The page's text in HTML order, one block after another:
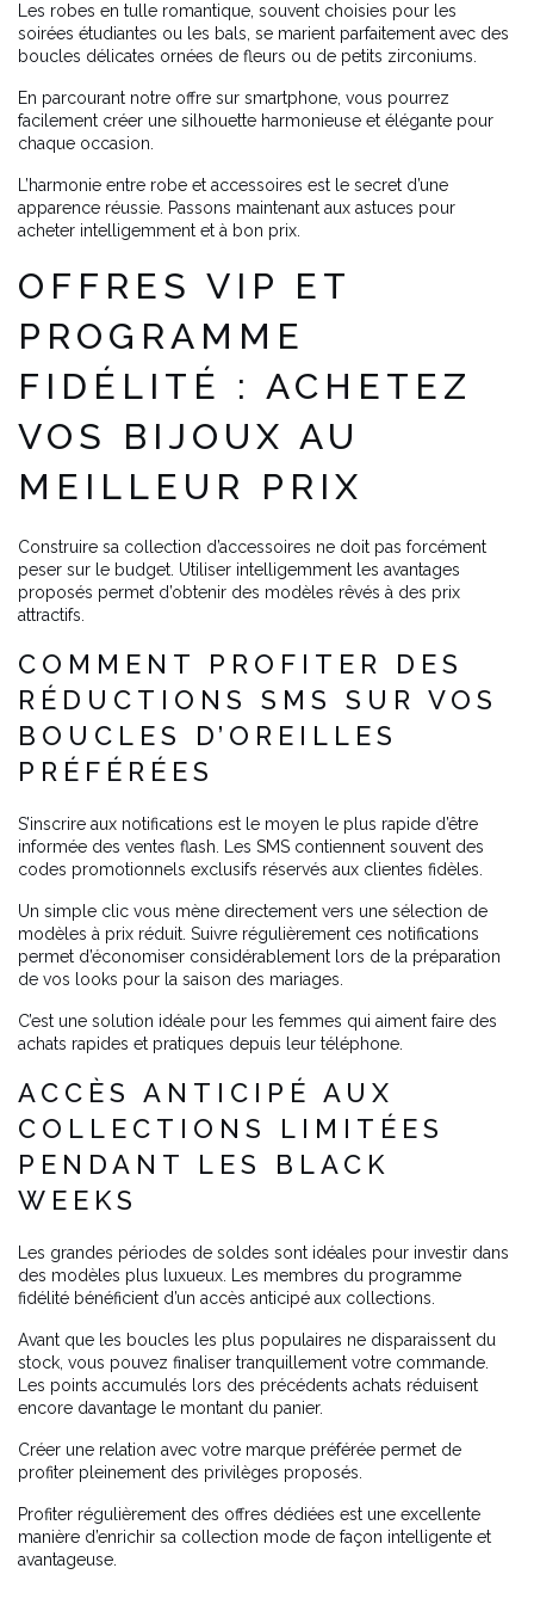
Les robes en tulle romantique, souvent choisies pour les
soirées étudiantes ou les bals, se marient parfaitement avec des
boucles délicates ornées de fleurs ou de petits zirconiums.
En parcourant notre offre sur smartphone, vous pourrez
facilement créer une silhouette harmonieuse et élégante pour
chaque occasion.
L’harmonie entre robe et accessoires est le secret d’une
apparence réussie. Passons maintenant aux astuces pour
acheter intelligemment et à bon prix.
OFFRES VIP ET
PROGRAMME
FIDÉLITÉ : ACHETEZ
VOS BIJOUX AU
MEILLEUR PRIX
Construire sa collection d’accessoires ne doit pas forcément
peser sur le budget. Utiliser intelligemment les avantages
proposés permet d’obtenir des modèles rêvés à des prix
attractifs.
COMMENT PROFITER DES
RÉDUCTIONS SMS SUR VOS
BOUCLES D’OREILLES
PRÉFÉRÉES
S’inscrire aux notifications est le moyen le plus rapide d’être
informée des ventes flash. Les SMS contiennent souvent des
codes promotionnels exclusifs réservés aux clientes fidèles.
Un simple clic vous mène directement vers une sélection de
modèles à prix réduit. Suivre régulièrement ces notifications
permet d’économiser considérablement lors de la préparation
de vos looks pour la saison des mariages.
C’est une solution idéale pour les femmes qui aiment faire des
achats rapides et pratiques depuis leur téléphone.
ACCÈS ANTICIPÉ AUX
COLLECTIONS LIMITÉES
PENDANT LES BLACK
WEEKS
Les grandes périodes de soldes sont idéales pour investir dans
des modèles plus luxueux. Les membres du programme
fidélité bénéficient d’un accès anticipé aux collections.
Avant que les boucles les plus populaires ne disparaissent du
stock, vous pouvez finaliser tranquillement votre commande.
Les points accumulés lors des précédents achats réduisent
encore davantage le montant du panier.
Créer une relation avec votre marque préférée permet de
profiter pleinement des privilèges proposés.
Profiter régulièrement des offres dédiées est une excellente
manière d’enrichir sa collection mode de façon intelligente et
avantageuse.